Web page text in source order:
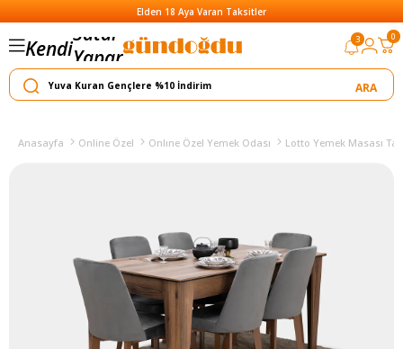
Elden 18 Aya Varan Taksitler
Kendi
Satar
Yapar
3 0
Anasayfa Online Özel Onlıne Özel Yemek Odası Lotto Yemek Masası